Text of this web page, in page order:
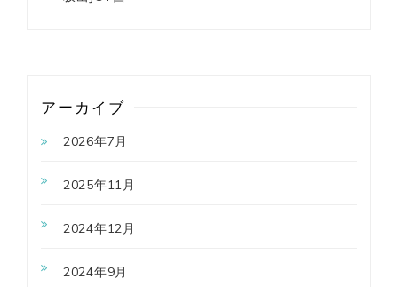
アーカイブ
2026年7月
2025年11月
2024年12月
2024年9月